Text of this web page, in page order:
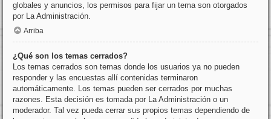
globales y anuncios, los permisos para fijar un tema son otorgados
por La Administración.
Arriba
¿Qué son los temas cerrados?
Los temas cerrados son temas donde los usuarios ya no pueden
responder y las encuestas allí contenidas terminaron
automáticamente. Los temas pueden ser cerrados por muchas
razones. Esta decisión es tomada por La Administración o un
moderador. Tal vez pueda cerrar sus propios temas dependiendo de